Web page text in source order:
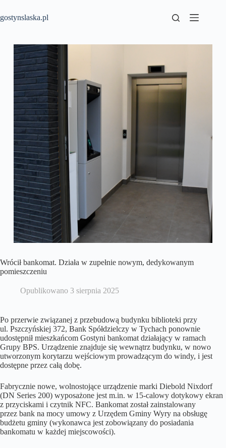
treści
gostynslaska.pl
Wrócił bankomat. Działa w zupełnie nowym, dedykowanym
pomieszczeniu
Opublikowano 3 sierpnia 2025
Po przerwie związanej z przebudową budynku biblioteki przy
ul. Pszczyńskiej 372, Bank Spółdzielczy w Tychach ponownie
udostępnił mieszkańcom Gostyni bankomat działający w ramach
Grupy BPS. Urządzenie znajduje się wewnątrz budynku, w nowo
utworzonym korytarzu wejściowym prowadzącym do windy, i jest
dostępne przez całą dobę.
Fabrycznie nowe, wolnostojące urządzenie marki Diebold Nixdorf
(DN Series 200) wyposażone jest m.in. w 15-calowy dotykowy ekran
z przyciskami i czytnik NFC. Bankomat został zainstalowany
przez bank na mocy umowy z Urzędem Gminy Wyry na obsługę
budżetu gminy (wykonawca jest zobowiązany do posiadania
bankomatu w każdej miejscowości).